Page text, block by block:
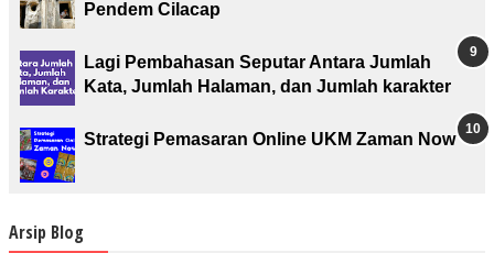
Pendem Cilacap
Lagi Pembahasan Seputar Antara Jumlah
Kata, Jumlah Halaman, dan Jumlah karakter
Strategi Pemasaran Online UKM Zaman Now
Arsip Blog